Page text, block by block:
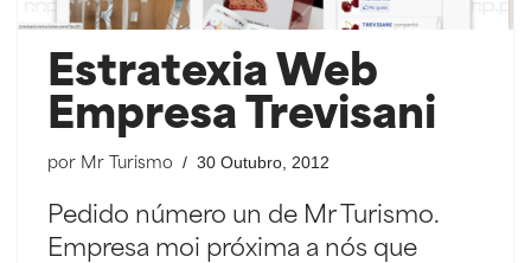
Estratexia Web
Empresa Trevisani
por Mr Turismo 30 Outubro, 2012
Pedido número un de Mr Turismo.
Empresa moi próxima a nós que